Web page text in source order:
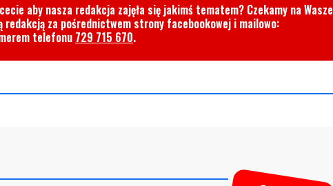
aby nasza redakcja zajęła się jakimś tematem? Czekamy na Wasze
za pośrednictwem strony facebookowej i mailowo:
telefonu 729 715 670.